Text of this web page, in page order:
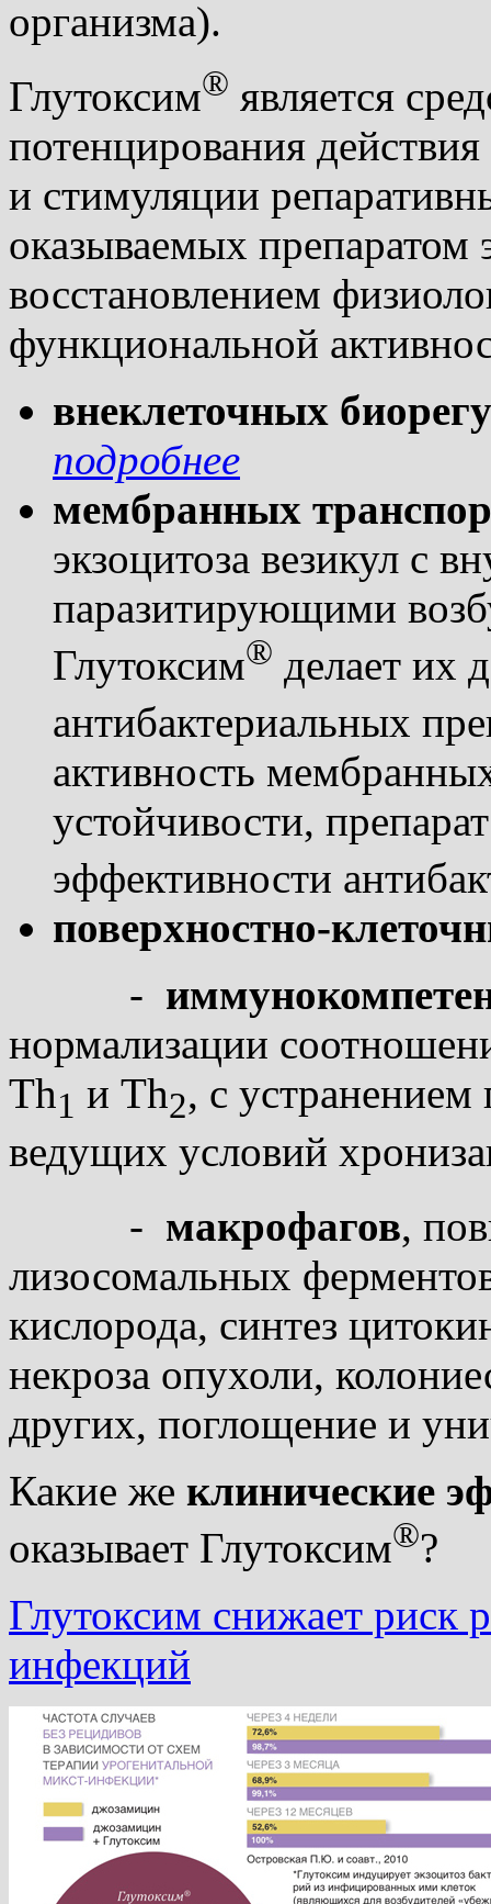
организма).
Глутоксим® является
потенцирования
и стимуляции
оказываемых препаратом
восстановлением
функциональной
внеклеточных
подробнее
мембранных
экзоцитоза везикул c
паразитирующими
Глутоксим® делает их
антибактериальных
активность
устойчивости,
эффективности
поверхностно-
-
нормализации
Th1 и Th2, c устранением
ведущих условий
- макрофагов,
лизосомальных
кислорода, синтез
некроза опухоли,
других, поглощение и
Какие же клинические
оказывает Глутоксим®?
Глутоксим снижает риск
инфекций